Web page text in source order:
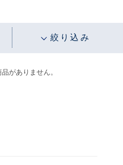
絞り込み
がありません。